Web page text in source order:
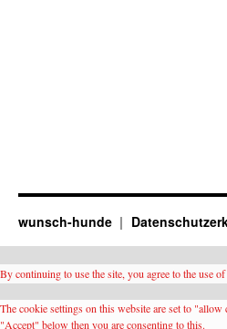
wunsch-hunde
By continuing to use the site, you agree to the use
The cookie settings on this website are set to
"Accept" below then you are consenting to this.